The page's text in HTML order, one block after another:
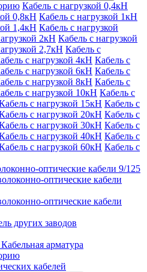
Кабель с нагрузкой 0,4кН
0,8кН Кабель с нагрузкой 1кН
1,4кН Кабель с нагрузкой
2кН Кабель с нагрузкой
2,7кН Кабель с
с нагрузкой 4кН Кабель с
с нагрузкой 6кН Кабель с
с нагрузкой 8кН Кабель с
с нагрузкой 10кН Кабель с
с нагрузкой 15кН Кабель с
с нагрузкой 20кН Кабель с
с нагрузкой 30кН Кабель с
с нагрузкой 40кН Кабель с
с нагрузкой 60кН Кабель с
оптические кабели 9/125
оптические кабели
оптические кабели
других заводов
Кабельная арматура
кабелей